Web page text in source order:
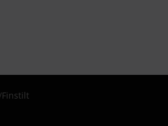
Finstilt